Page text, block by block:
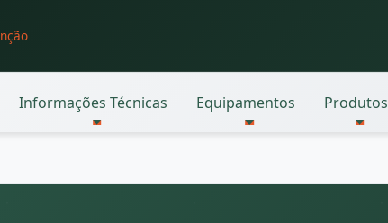
Informações Técnicas Equipamentos Produtos